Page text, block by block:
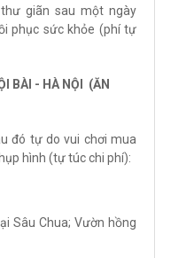
giãn sau một ngày
phục sức khỏe (phí tự
BÀI - HÀ NỘI (ĂN
đó tự do vui chơi mua
hình (tự túc chi phí):
Sâu Chua; Vườn hồng